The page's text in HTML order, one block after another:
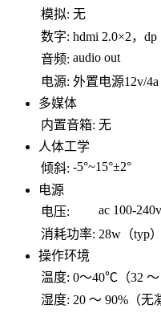
模拟: 无
数字: hdmi 2.0×2，dp
音频: audio out
电源: 外置电源12v/4a
多媒体
内置音箱: 无
人体工学
倾斜: -5°~15°±2°
电源
电压:
ac 100-
消耗功率: 28w（typ
操作环境
温度: 0～40℃（32 ～
湿度: 20 ～ 90%（无